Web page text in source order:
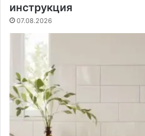
инструкция
07.08.2026